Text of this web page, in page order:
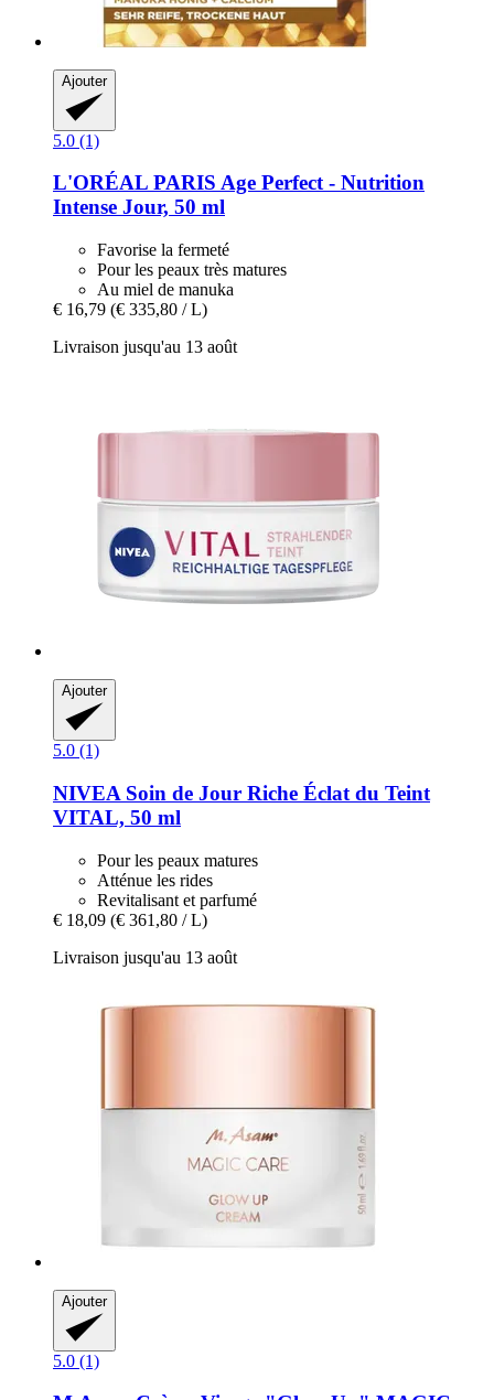
Ajouter
5.0 (1)
L'ORÉAL PARIS Age Perfect -​ Nutrition
Intense Jour, 50 ml
Favorise la fermeté
Pour les peaux très matures
Au miel de manuka
€ 16,79 (€ 335,80 / L)
Livraison jusqu'au 13 août
Ajouter
5.0 (1)
NIVEA Soin de Jour Riche Éclat du Teint
VITAL, 50 ml
Pour les peaux matures
Atténue les rides
Revitalisant et parfumé
€ 18,09 (€ 361,80 / L)
Livraison jusqu'au 13 août
Ajouter
5.0 (1)